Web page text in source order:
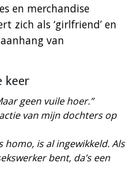
en merchandise
zich als ‘girlfriend’ en
van
keer
geen vuile hoer.”
van mijn dochters op
homo, is al ingewikkeld. Als
bent, da’s een